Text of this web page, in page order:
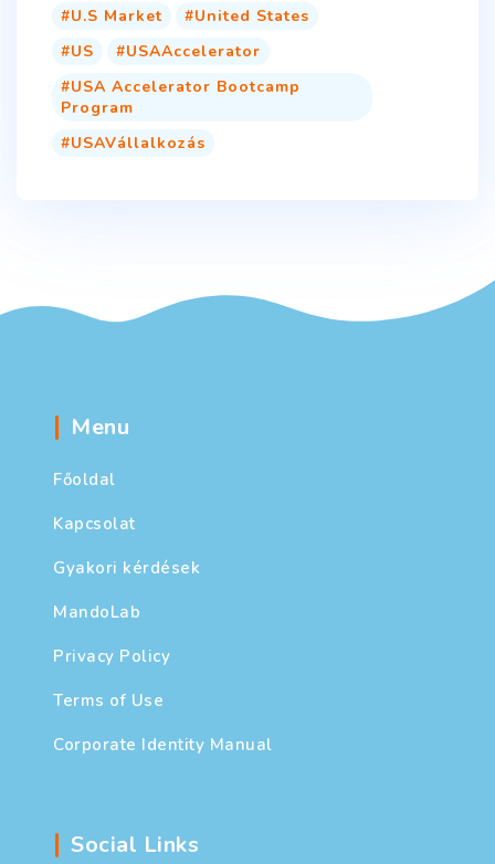
U.S Market
United States
US
USAAccelerator
USA Accelerator Bootcamp
Program
USAVállalkozás
Menu
Főoldal
Kapcsolat
Gyakori kérdések
MandoLab
Privacy Policy
Terms of Use
Corporate Identity Manual
Social Links